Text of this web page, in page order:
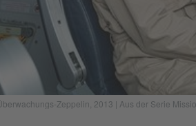
Zeppelin, 2013 | Aus der Serie